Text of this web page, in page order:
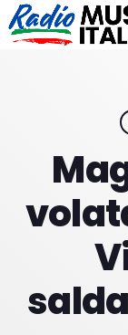
play_arrow
HOME